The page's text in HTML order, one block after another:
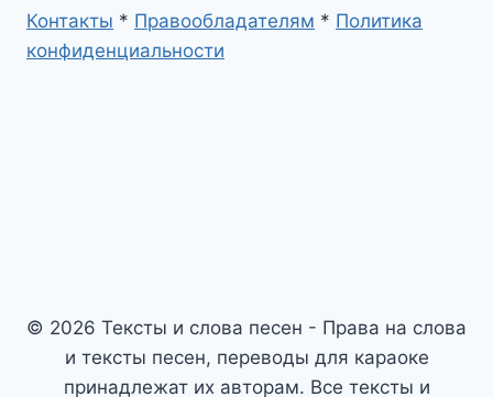
Контакты * Правообладателям * Политика
конфиденциальности
© 2026 Тексты и слова песен - Права на слова
и тексты песен, переводы для караоке
принадлежат их авторам. Все тексты и